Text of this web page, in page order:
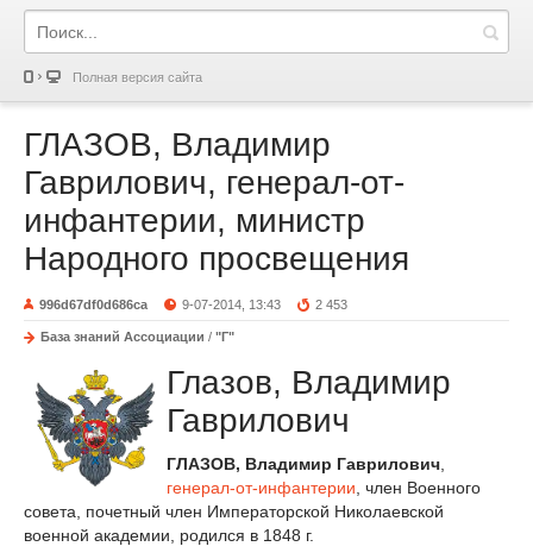
Полная версия сайта
ГЛАЗОВ, Владимир
Гаврилович, генерал-от-
инфантерии, министр
Народного просвещения
996d67df0d686ca 9-07-2014, 13:43 2 453
База знаний Ассоциации / "Г"
Глазов, Владимир
Гаврилович
ГЛАЗОВ, Владимир Гаврилович
генерал-от-инфантерии , член Военного
совета, почетный член Императорской Николаевской
военной академии, родился в 1848 г.